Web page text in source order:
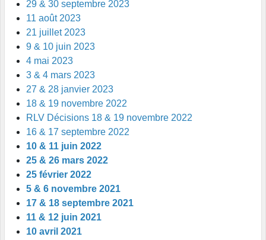
29 & 30 septembre 2023
11 août 2023
21 juillet 2023
9 & 10 juin 2023
4 mai 2023
3 & 4 mars 2023
27 & 28 janvier 2023
18 & 19 novembre 2022
RLV Décisions 18 & 19 novembre 2022
16 & 17 septembre 2022
10 & 11 juin 2022
25 & 26 mars 2022
25 février 2022
5 & 6 novembre 2021
17 & 18 septembre 2021
11 & 12 juin 2021
10 avril 2021